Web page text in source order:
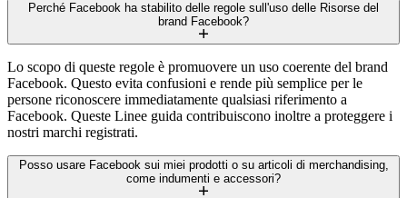
Perché Facebook ha stabilito delle regole sull'uso delle Risorse del
brand Facebook?
Lo scopo di queste regole è promuovere un uso coerente del brand
Facebook. Questo evita confusioni e rende più semplice per le
persone riconoscere immediatamente qualsiasi riferimento a
Facebook. Queste Linee guida contribuiscono inoltre a proteggere i
nostri marchi registrati.
Posso usare Facebook sui miei prodotti o su articoli di merchandising,
come indumenti e accessori?